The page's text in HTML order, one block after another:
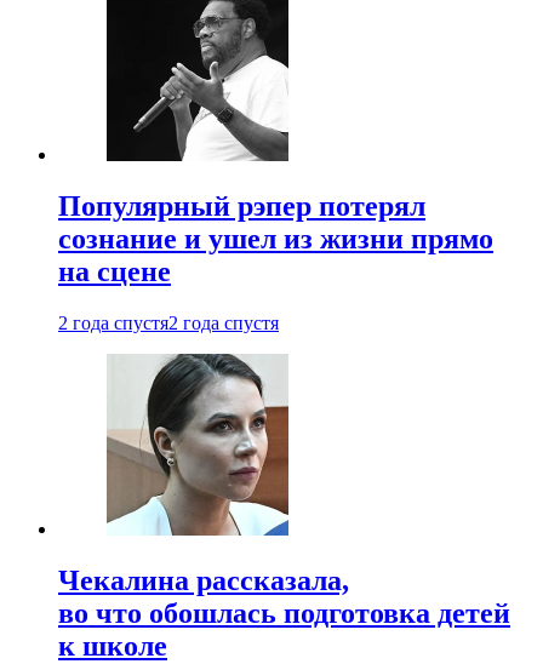
Популярный рэпер потерял
сознание и ушел из жизни прямо
на сцене
2 года спустя2 года спустя
Чекалина рассказала,
во что обошлась подготовка детей
к школе